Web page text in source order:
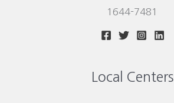
1644-7481
Local Centers